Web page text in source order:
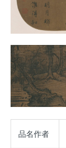
品名作者